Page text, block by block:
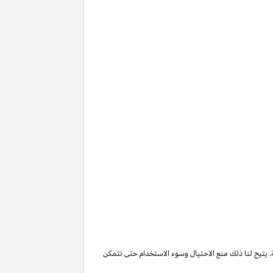
يتيح لنا ذلك منع الاحتيال وسوء الاستخدام حتى نتمكن